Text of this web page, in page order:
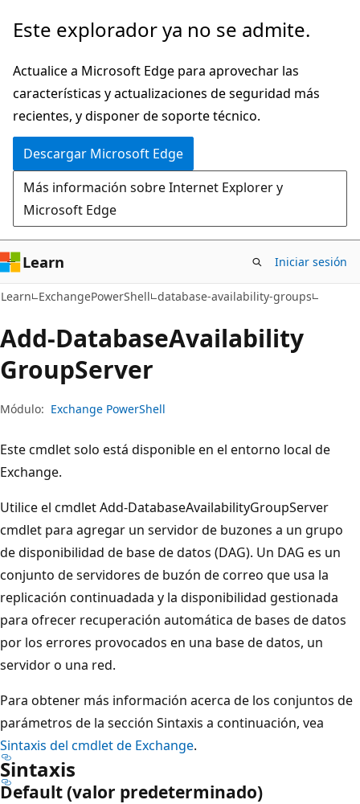
Ir
contenido
principal
Ir
la
navegación
en
la
página
Este explorador ya no se admite.
Actualice a Microsoft Edge para aprovechar las
características y actualizaciones de seguridad más
recientes, y disponer de soporte técnico.
Descargar Microsoft Edge
Más información sobre Internet Explorer y
Microsoft Edge
Learn Iniciar sesión
Learn ExchangePowerShell database-availability-groups
Add-DatabaseAvailability
GroupServer
Módulo: Exchange PowerShell
Este cmdlet solo está disponible en el entorno local de
Exchange.
Utilice el cmdlet Add-DatabaseAvailabilityGroupServer
cmdlet para agregar un servidor de buzones a un grupo
de disponibilidad de base de datos (DAG). Un DAG es un
conjunto de servidores de buzón de correo que usa la
replicación continuadada y la disponibilidad gestionada
para ofrecer recuperación automática de bases de datos
por los errores provocados en una base de datos, un
servidor o una red.
Para obtener más información acerca de los conjuntos de
parámetros de la sección Sintaxis a continuación, vea
Sintaxis del cmdlet de Exchange.
Sintaxis
Default (valor predeterminado)